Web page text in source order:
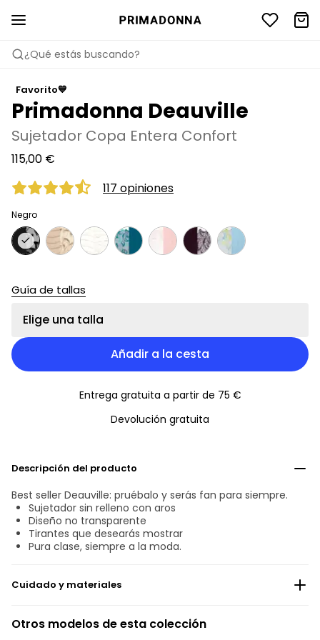
¿Qué estás buscando?
Favorito💙
Primadonna Deauville
Sujetador Copa Entera Confort
115,00 €
117 opiniones
Negro
Guía de tallas
Elige una talla
Añadir a la cesta
Entrega gratuita a partir de 75 €
Devolución gratuita
Descripción del producto
Best seller Deauville: pruébalo y serás fan para siempre.
Sujetador sin relleno con aros
Diseño no transparente
Tirantes que desearás mostrar
Pura clase, siempre a la moda.
Cuidado y materiales
No Lava en seco, profesionalmente
Otros modelos de esta colección